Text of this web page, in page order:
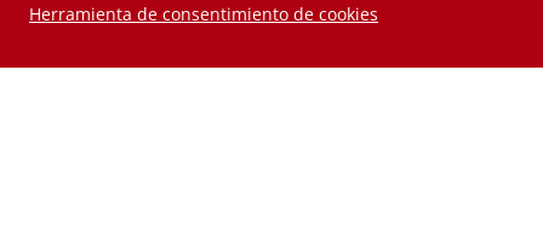
Herramienta de consentimiento de cookies